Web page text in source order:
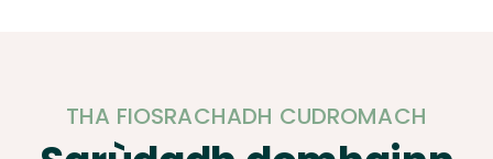
THA FIOSRACHADH CUDROMACH